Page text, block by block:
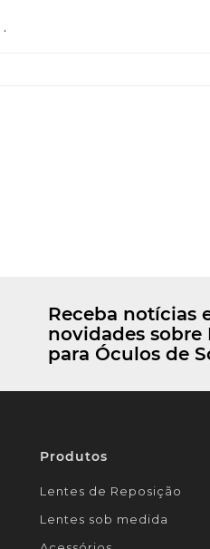
.
Receba notícias
novidades sobre
para Óculos de
Produtos
Lentes de Reposição
Lentes sob medida